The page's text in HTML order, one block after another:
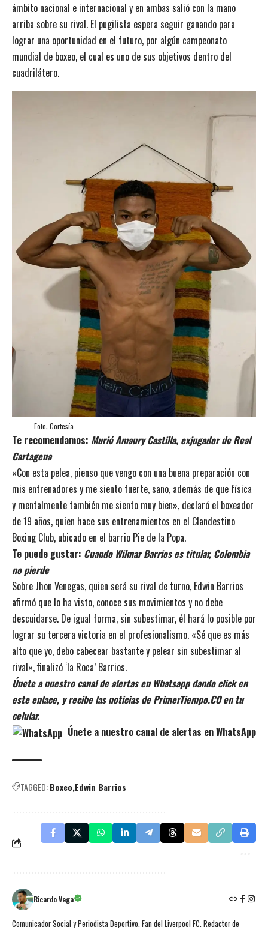
ámbito nacional e internacional y en ambas salió con la mano
arriba sobre su rival. El pugilista espera seguir ganando para
lograr una oportunidad en el futuro, por algún campeonato
mundial de boxeo, el cual es uno de sus objetivos dentro del
cuadrilátero.
Foto: Cortesía
Te recomendamos: Murió Amaury Castilla, exjugador de Real
Cartagena
«Con esta pelea, pienso que vengo con una buena preparación con
mis entrenadores y me siento fuerte, sano, además de que física
y mentalmente también me siento muy bien», declaró el boxeador
de 19 años, quien hace sus entrenamientos en el Clandestino
Boxing Club, ubicado en el barrio Pie de la Popa.
Te puede gustar: Cuando Wilmar Barrios es titular, Colombia
no pierde
Sobre Jhon Venegas, quien será su rival de turno, Edwin Barrios
afirmó que lo ha visto, conoce sus movimientos y no debe
descuidarse. De igual forma, sin subestimar, él hará lo posible por
lograr su tercera victoria en el profesionalismo. «Sé que es más
alto que yo, debo cabecear bastante y pelear sin subestimar al
rival», finalizó ‘la Roca’ Barrios.
Únete a nuestro canal de alertas en Whatsapp dando click en
este enlace, y recibe las noticias de PrimerTiempo.CO en tu
celular.
Únete a nuestro canal de alertas en WhatsApp
TAGGED:Boxeo Edwin Barrios
Ricardo Vega
Comunicador Social y Periodista Deportivo. Fan del Liverpool FC. Redactor de